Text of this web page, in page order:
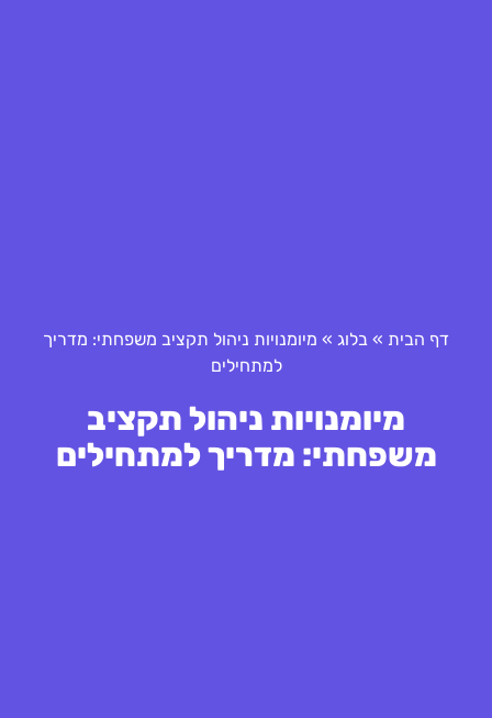
דף הבית » בלוג » מיומנויות ניהול תקציב משפחתי: מדריך
למתחילים
מיומנויות ניהול תקציב
משפחתי: מדריך למתחילים